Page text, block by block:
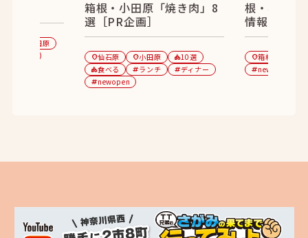
小田原
箱根・小田原「焼き肉」8
選［PR企画］
location_on仙石原 location_on小田原 category10選
category食べる tagランチ tagディナー
tagnewopen
根・小田原
情報
location_on箱根湯本
tagnewopen